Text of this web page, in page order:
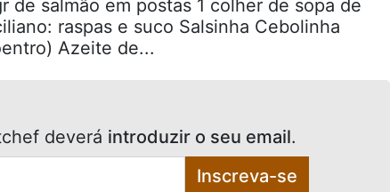
de salmão em postas 1 colher de sopa de
raspas e suco Salsinha Cebolinha
Azeite de...
deverá introduzir o seu email.
Inscreva-se